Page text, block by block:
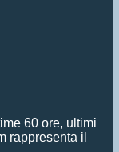
60 ore, ultimi
rappresenta il